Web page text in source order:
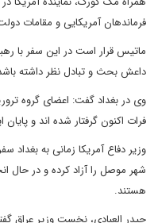
فرماندهان آمریکایی و مقامات
ماتیس قرار است در این سفر با
داعش بحث و تبادل نظر داشته
وی در بغداد گفت: اعضای گروه
فرات اکنون گرفتار شده اند و
وزیر دفاع آمریکا زمانی به بغداد
شهر موصل را آزاد کرده و در حال
هستند.
حیدر العبادی، نخست وزیر عراق